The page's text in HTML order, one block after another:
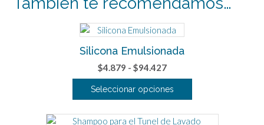
Silicona Emulsionada
$4.879 - $94.427Rango
de
precios:
$4.879
Seleccionar opciones
producto